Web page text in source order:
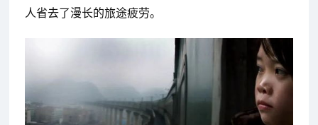
人省去了漫长的旅途疲劳。